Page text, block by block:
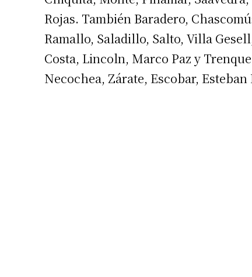
Rojas. También Baradero,
Ramallo, Saladillo, Salto, Villa
Costa, Lincoln, Marco Paz y
Necochea, Zárate, Escobar,